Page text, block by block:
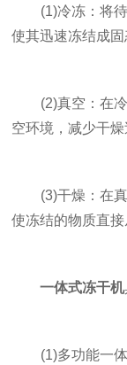
(1)冷冻：将待
使其迅速冻结成固
(2)真空：在冷
空环境，减少干燥
(3)干燥：在真
使冻结的物质直
一体式冻干机
(1)多功能一体